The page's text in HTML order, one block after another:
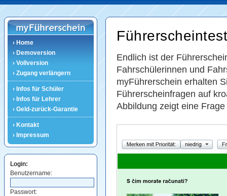
› Home
› Demoversion
› Vollversion
› Zugang verlängern
› Infos für Schüler
› Infos für Lehrer
› Geld-zurück-Garantie
› Kontakt
› Impressum
Login:
Benutzername:
Passwort:
Endlich ist der
Fahrschülerinnen und
myFührerschein erhalten
Führerscheinfragen auf
Abbildung zeigt eine